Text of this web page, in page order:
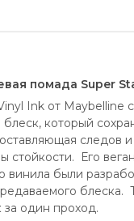
помада Super
Ink от Maybelline
который
следов
стойкости.  Его
винила были
блеска.
за один проход.